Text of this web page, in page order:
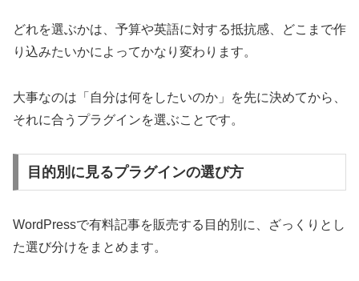
どれを選ぶかは、予算や英語に対する抵抗感、どこまで作
り込みたいかによってかなり変わります。
大事なのは「自分は何をしたいのか」を先に決めてから、
それに合うプラグインを選ぶことです。
目的別に見るプラグインの選び方
WordPressで有料記事を販売する目的別に、ざっくりとし
た選び分けをまとめます。